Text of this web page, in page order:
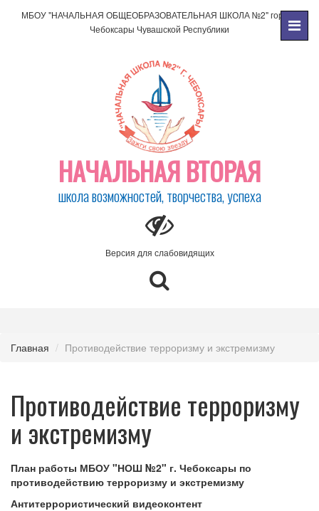
МБОУ "НАЧАЛЬНАЯ ОБЩЕОБРАЗОВАТЕЛЬНАЯ ШКОЛА №2" города
Чебоксары Чувашской Республики
НАЧАЛЬНАЯ ВТОРАЯ
школа возможностей, творчества, успеха
Версия для слабовидящих
Главная Противодействие терроризму и экстремизму
Противодействие терроризму
и экстремизму
План работы МБОУ "НОШ №2" г. Чебоксары по
противодействию терроризму и экстремизму
Антитеррористический видеоконтент